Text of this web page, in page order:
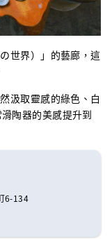
世界）」的藝廊，這
汲取靈感的綠色、白
陶器的美感提升到
6-134